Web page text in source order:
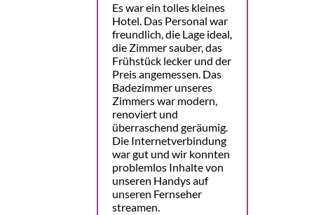
Es war ein tolles kleines
Hotel. Das Personal war
freundlich, die Lage ideal,
die Zimmer sauber, das
Frühstück lecker und der
Preis angemessen. Das
Badezimmer unseres
Zimmers war modern,
renoviert und
überraschend geräumig.
Die Internetverbindung
war gut und wir konnten
problemlos Inhalte von
unseren Handys auf
unseren Fernseher
streamen.